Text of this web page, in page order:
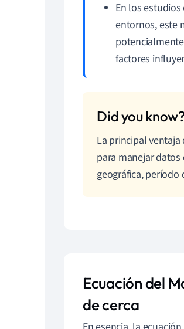
En los
entornos, este
factores
La principal
para manejar
geográfica,
Ecuación del
de cerca